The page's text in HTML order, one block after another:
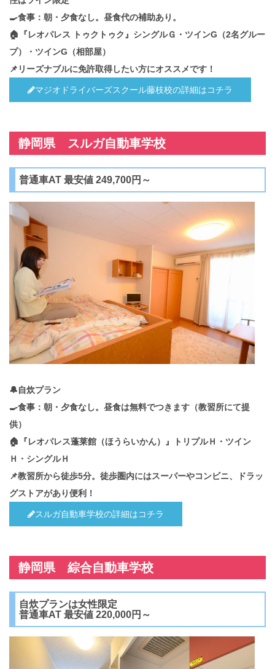
🍳食事：朝・夕食なし。昼食代の補助あり。
🏠『レオパレス トゥクトゥク』シングルＧ・ツインG（2名グルー
プ）・ツインG（相部屋）
📌リーズナブルに免許取得したい方にオススメです！
マジオドライバーズスクール藤枝校の詳細はコチラ
静岡県 スルガ自動車学校
普通車AT 最安値 249,700円～
🔔自炊プラン
🍳食事：朝・夕食なし。昼食は無料でつきます（教習所にて提
供）
🏠『レオパレス蓬莱館（ほうらいかん）』トリプルＨ・ツイン
Ｈ・シングルＨ
📌教習所から徒歩5分。徒歩圏内にはスーパーやコンビニ、ドラッ
グストアがあり便利！
スルガ自動車学校の詳細はコチラ
静岡県 綜合自動車学校
自炊プランは女性限定
普通車AT 最安値 220,000円～